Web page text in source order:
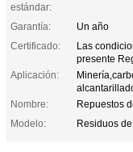
estándar:
Garantía:
Un año
Certificado:
Las
presente
Aplicación:
Nombre:
Repuestos
Modelo:
Residuos